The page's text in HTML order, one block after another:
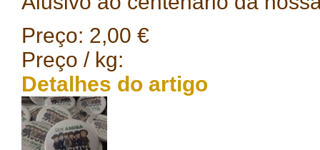
Preço: 2,00 €
Preço / kg:
Detalhes do artigo